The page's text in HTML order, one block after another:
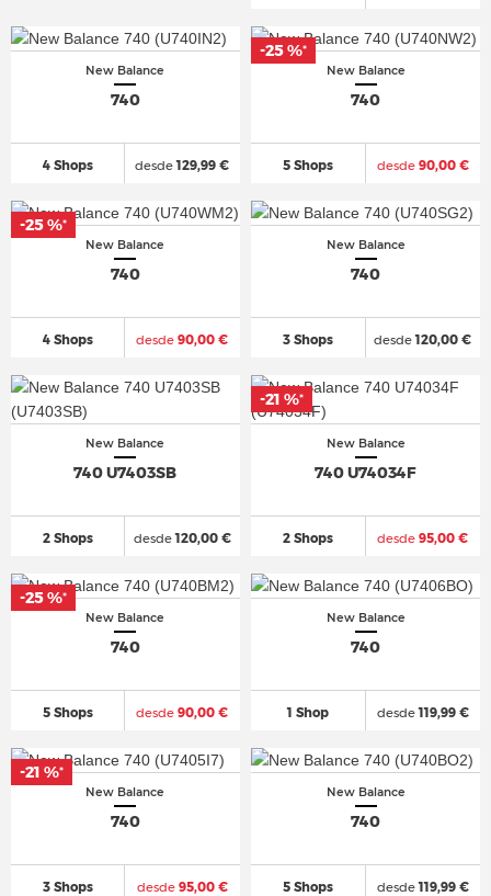
New Balance
740
4 Shops desde129,99 €
New Balance
740
5 Shops desde90,00 €
-25 %*
New Balance
740
4 Shops desde 90,00 €
-25 %*
New Balance
740
3 Shops desde120,00 €
New Balance
740 U7403SB
2 Shops desde120,00 €
New Balance
740 U74034F
2 Shops desde 95,00 €
-21 %*
New Balance
740
5 Shops desde 90,00 €
-25 %*
New Balance
740
1 Shop desde119,99 €
New Balance
740
3 Shops desde95,00 €
-21 %*
New Balance
740
5 Shops desde119,99 €